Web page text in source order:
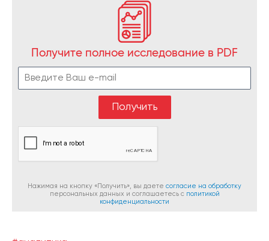
Получите полное исследование в PDF
Нажимая на кнопку «Получить», вы даете согласие на обработку
персональных данных и соглашаетесь c политикой
конфиденциальности